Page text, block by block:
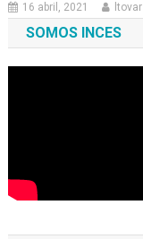
16 abril, 2021 ltovar
SOMOS INCES